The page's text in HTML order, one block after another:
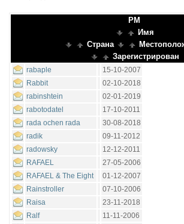
PM
Имя
Страна
Зарегистрирован
rabaple
15-10-2007
Rabbit
02-10-2018
rabinshtein
02-01-2019
rabotodatel
17-10-2011
rada ochen rada
30-08-2018
radik
09-11-2012
radowsky
12-12-2011
RAFAEL
27-05-2006
RAFAEL & The Eight
01-12-2007
Rainstroller
07-10-2006
Raisa
23-11-2018
Ralf
11-11-2006